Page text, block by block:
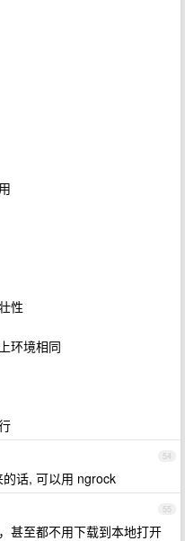
性
环境相同
54
话, 可以用 ngrock
55
甚至都不用下载到本地打开